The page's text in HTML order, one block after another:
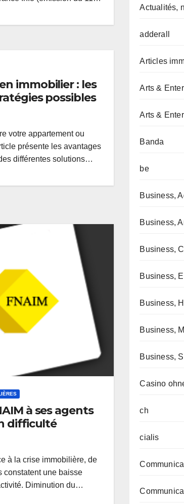
immobilier : les
possibles
votre appartement ou
présente les avantages
différentes solutions…
à ses agents
difficulté
à la crise immobilière, de
constatent une baisse
Diminution du…
Actualités,
adderall
Articles
Arts &
Arts &
Banda
be
Business,
Business,
Business,
Business,
Business,
Business,
Business,
Casino
ch
cialis